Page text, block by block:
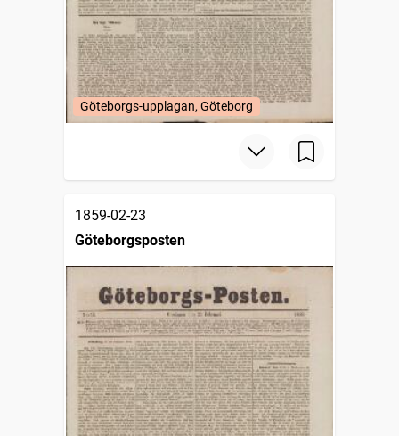
Göteborgs-upplagan, Göteborg
1859-02-23
Göteborgsposten